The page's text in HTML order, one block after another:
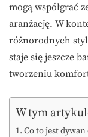
mogą współgrać
aranżację. W
różnorodnych
staje się jeszcze
tworzeniu
W tym
Co to jest